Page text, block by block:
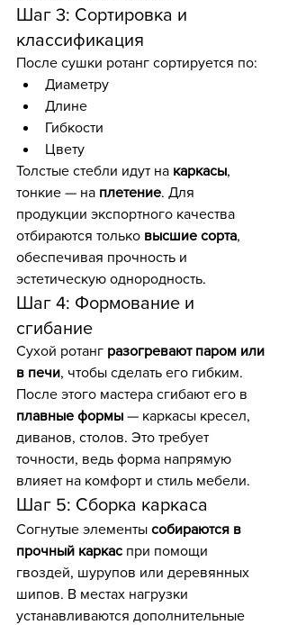
Шаг 3: Сортировка и
классификация
После сушки ротанг сортируется по:
Диаметру
Длине
Гибкости
Цвету
Толстые стебли идут на каркасы,
тонкие — на плетение. Для
продукции экспортного качества
отбираются только высшие сорта,
обеспечивая прочность и
эстетическую однородность.
Шаг 4: Формование и
сгибание
Сухой ротанг разогревают паром или
в печи, чтобы сделать его гибким.
После этого мастера сгибают его в
плавные формы — каркасы кресел,
диванов, столов. Это требует
точности, ведь форма напрямую
влияет на комфорт и стиль мебели.
Шаг 5: Сборка каркаса
Согнутые элементы собираются в
прочный каркас при помощи
гвоздей, шурупов или деревянных
шипов. В местах нагрузки
устанавливаются дополнительные